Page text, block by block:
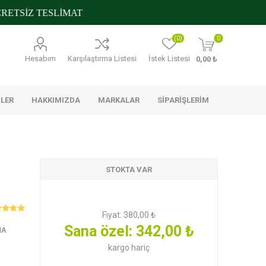
TESLİMAT
Hesabım Karşılaştırma Listesi İstek Listesi
(0) 0
0,00 ₺
Glutensiz
Konserveler ve Mezeler
Banyo Ürünleri
HAKKIMIZDA MARKALAR SIPARIŞLERIM
STOKTA VAR
Fiyat: 380,00 ₺
Sana özel: 342,00 ₺
kargo hariç